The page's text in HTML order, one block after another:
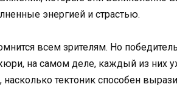
энергией и страстью.
всем зрителям. Но
на самом деле, каждый из них
тектоник способен